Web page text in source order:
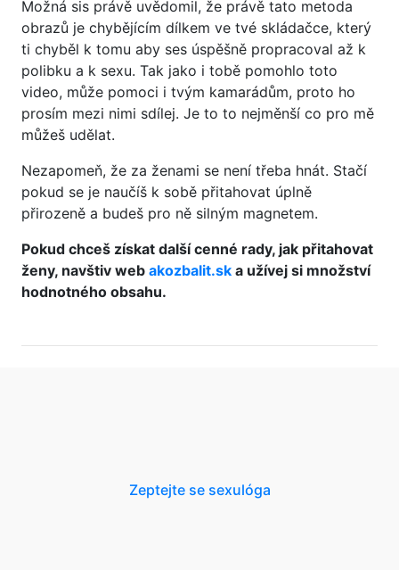
Možná sis právě uvědomil, že právě tato metoda
obrazů je chybějícím dílkem ve tvé skládačce, který
ti chyběl k tomu aby ses úspěšně propracoval až k
polibku a k sexu. Tak jako i tobě pomohlo toto
video, může pomoci i tvým kamarádům, proto ho
prosím mezi nimi sdílej. Je to to nejměnší co pro mě
můžeš udělat.
Nezapomeň, že za ženami se není třeba hnát. Stačí
pokud se je naučíš k sobě přitahovat úplně
přirozeně a budeš pro ně silným magnetem.
Pokud chceš získat další cenné rady, jak přitahovat
ženy, navštiv web akozbalit.sk a užívej si množství
hodnotného obsahu.
Zeptejte se sexulóga